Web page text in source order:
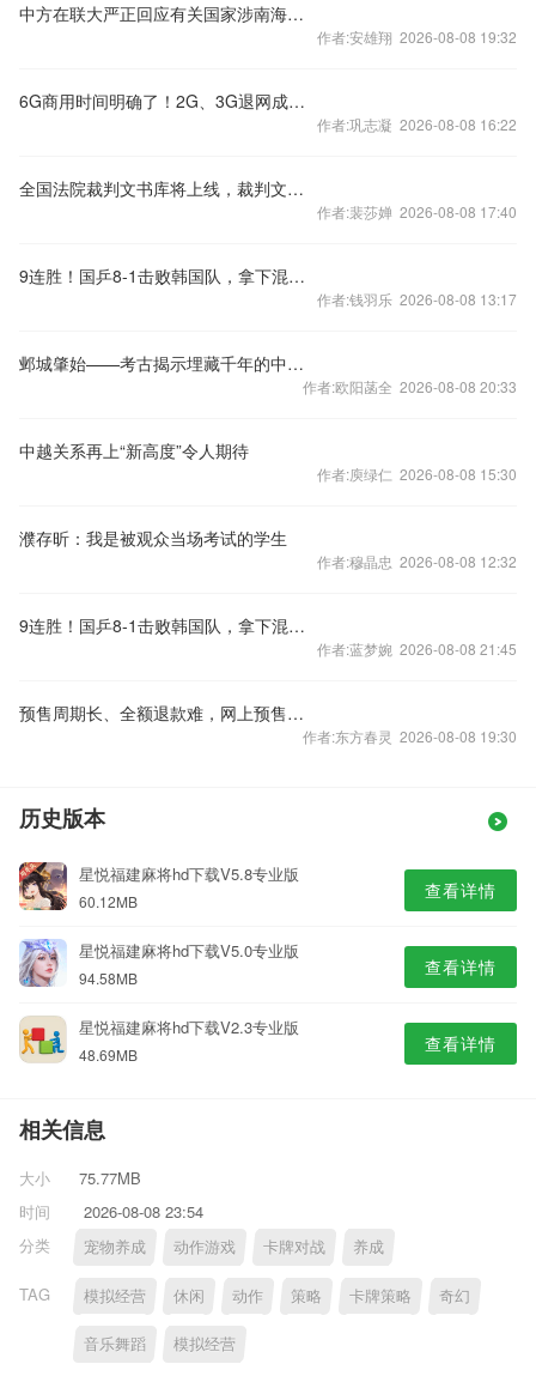
中方在联大严正回应有关国家涉南海问题错误言论
作者:安雄翔 2026-08-08 19:32
6G商用时间明确了！2G、3G退网成必然 老用户怎么办？
作者:巩志凝 2026-08-08 16:22
全国法院裁判文书库将上线，裁判文书公开何去何从？
作者:裴莎婵 2026-08-08 17:40
9连胜！国乒8-1击败韩国队，拿下混合团体世界杯冠军
作者:钱羽乐 2026-08-08 13:17
邺城肇始——考古揭示埋藏千年的中国都城秘密
作者:欧阳菡全 2026-08-08 20:33
中越关系再上“新高度”令人期待
作者:庾绿仁 2026-08-08 15:30
濮存昕：我是被观众当场考试的学生
作者:穆晶忠 2026-08-08 12:32
9连胜！国乒8-1击败韩国队，拿下混合团体世界杯冠军
作者:蓝梦婉 2026-08-08 21:45
预售周期长、全额退款难，网上预售票套路埋得深
作者:东方春灵 2026-08-08 19:30
历史版本
星悦福建麻将hd下载V5.8专业版
60.12MB 查看详情
星悦福建麻将hd下载V5.0专业版
94.58MB 查看详情
星悦福建麻将hd下载V2.3专业版
48.69MB 查看详情
相关信息
大小
75.77MB
时间
2026-08-08 23:54
分类
宠物养成 动作游戏 卡牌对战 养成
TAG 模拟经营 休闲 动作 策略 卡牌策略 奇幻
音乐舞蹈 模拟经营